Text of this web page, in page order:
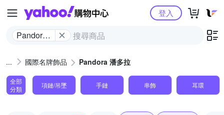
Yahoo購物中心
Pandora
登入
國際名牌飾品 Pandora 潘多拉
全部
分類
項鏈/吊墜 手鏈 串飾 耳環